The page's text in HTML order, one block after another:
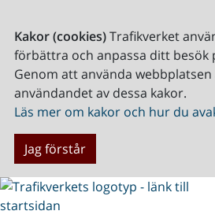
Kakor (cookies)Trafikverket
förbättra och anpassa ditt besök
Genom att använda
användandet av dessa kakor.
Läs mer om kakor och hur du
Jag förstår